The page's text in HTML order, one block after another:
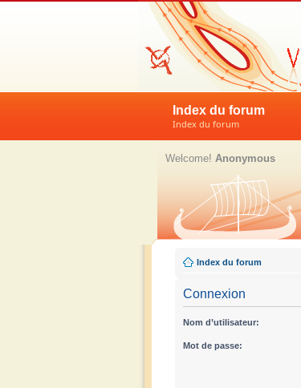
Index du forum
Index du forum
Welcome! Anonymous
Index du forum
Connexion
Nom d’utilisateur:
Mot de passe: